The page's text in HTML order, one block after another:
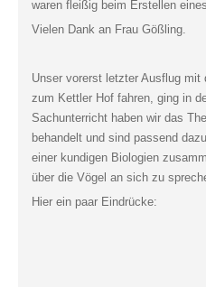
waren fleißig beim Erstellen
Vielen Dank an Frau Gößling.
Unser vorerst letzter Ausflug mit
zum Kettler Hof fahren, ging in
Sachunterricht haben wir das
behandelt und sind passend
einer kundigen Biologien
über die Vögel an sich zu
Hier ein paar Eindrücke: